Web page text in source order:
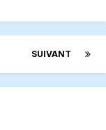
SUIVANT